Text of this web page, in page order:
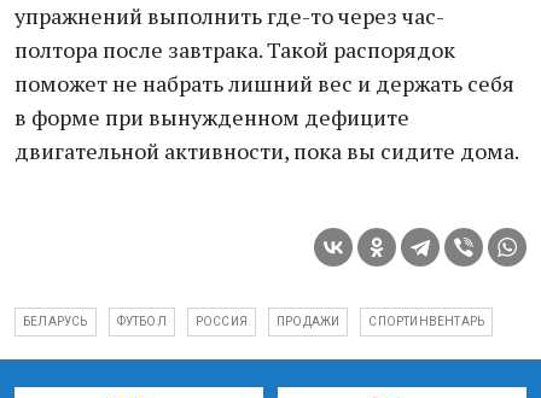
упражнений выполнить где-то через час-
полтора после завтрака. Такой распорядок
поможет не набрать лишний вес и держать себя
в форме при вынужденном дефиците
двигательной активности, пока вы сидите дома.
БЕЛАРУСЬ ФУТБОЛ РОССИЯ ПРОДАЖИ СПОРТИНВЕНТАРЬ